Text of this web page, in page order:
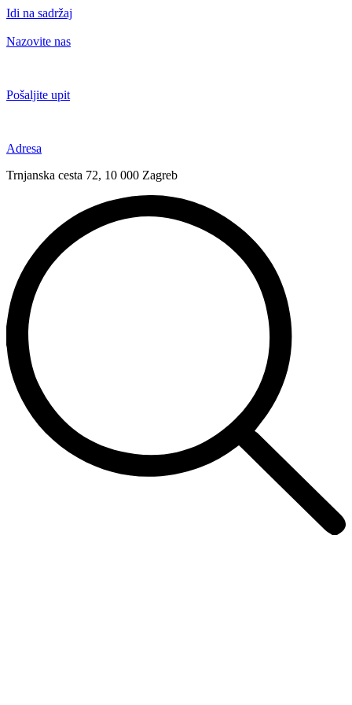
Idi na sadržaj
Nazovite nas
Pošaljite upit
Adresa
Trnjanska cesta 72, 10 000 Zagreb